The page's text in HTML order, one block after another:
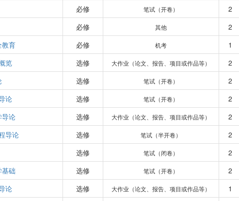
必修 笔试（开卷） 2
必修 其他 2
教育 必修 机考 1
览 选修 大作业（论文、报告、项目或作品等） 2
选修 笔试（开卷） 2
论 选修 笔试（开卷） 2
导论 选修 大作业（论文、报告、项目或作品等） 2
导论 选修 笔试（半开卷） 2
选修 笔试（闭卷） 2
础 选修 笔试（开卷） 2
论 选修 大作业（论文、报告、项目或作品等） 1